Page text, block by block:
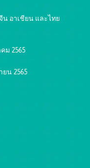
อาเชียน และไทย
ม 2565
น 2565